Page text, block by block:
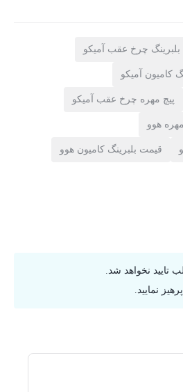
بلبرینگ چرخ عقب آمیکو
کامیون آمیکو
پیچ مهره چرخ عقب آمیکو
هوو
قیمت بلبرینگ کامیون هوو
تایید نخواهد شد.
نمایید.